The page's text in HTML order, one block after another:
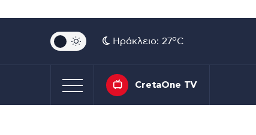
Ηράκλειο: 27oC
CretaOne TV